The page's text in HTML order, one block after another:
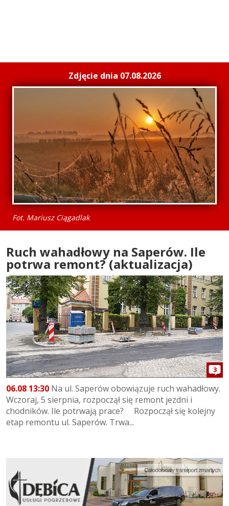
Zdjęcie dnia 07.08.2026
Fot. Mariusz Ciągadlak
Ruch wahadłowy na Saperów. Ile
potrwa remont? (aktualizacja)
3
06.08 13:30 Na ul. Saperów obowiązuje ruch wahadłowy.
Wczoraj, 5 sierpnia, rozpoczął się remont jezdni i
chodników. Ile potrwają prace? Rozpoczął się kolejny
etap remontu ul. Saperów. Trwa...